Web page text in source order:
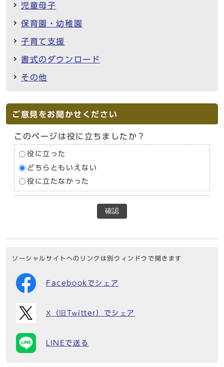
児童母子
保育園・幼稚園
子育て支援
書式のダウンロード
その他
ご意見をお聞かせください
このページは役に立ちましたか？
役に立った
どちらともいえない
役に立たなかった
確認
ソーシャルサイトへのリンクは別ウィンドウで開きます
Facebookでシェア
X（旧Twitter）でシェア
LINEで送る